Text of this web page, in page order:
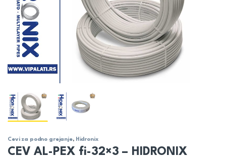
Cevi za podno grejanje, Hidronix
CEV AL-PEX fi-32×3 – HIDRONIX